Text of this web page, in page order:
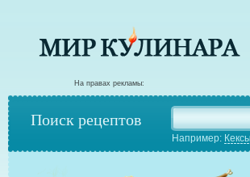
На правах рекламы:
Поиск рецептов
Например: